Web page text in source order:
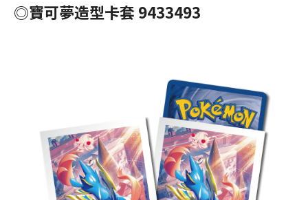
◎寶可夢造型卡套 9433493